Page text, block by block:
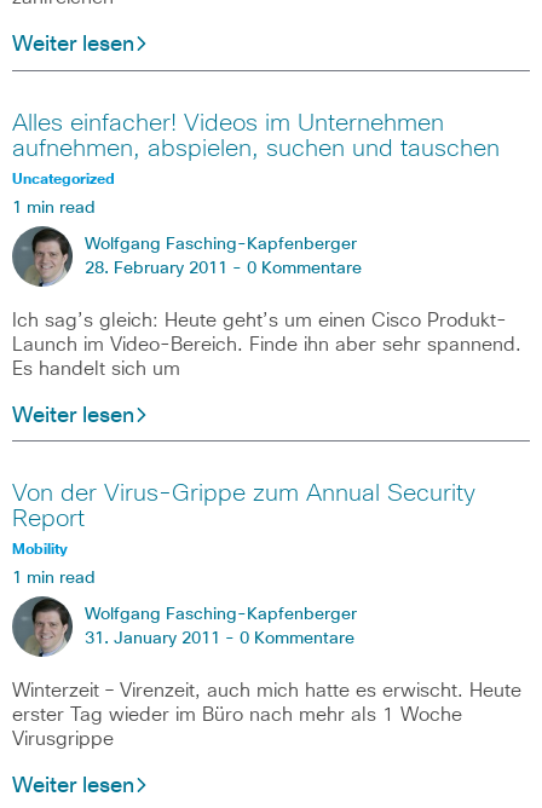
Weiter lesen
Alles einfacher! Videos im Unternehmen
aufnehmen, abspielen, suchen und tauschen
Uncategorized
1 min read
Wolfgang Fasching-Kapfenberger
28. February 2011 - 0 Kommentare
Ich sag’s gleich: Heute geht’s um einen Cisco Produkt-
Launch im Video-Bereich. Finde ihn aber sehr spannend.
Es handelt sich um
Weiter lesen
Von der Virus-Grippe zum Annual Security
Report
Mobility
1 min read
Wolfgang Fasching-Kapfenberger
31. January 2011 - 0 Kommentare
Winterzeit – Virenzeit, auch mich hatte es erwischt. Heute
erster Tag wieder im Büro nach mehr als 1 Woche
Virusgrippe
Weiter lesen